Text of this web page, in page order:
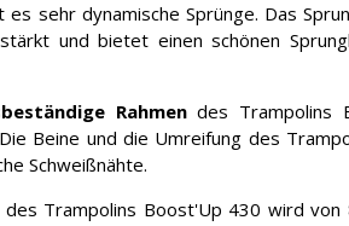
sehr dynamische Sprünge. Das
und bietet einen schönen
Rahmendes Trampolins
Beine und die Umreifung des
Schweißnähte.
des Trampolins Boost'Up 430 wird